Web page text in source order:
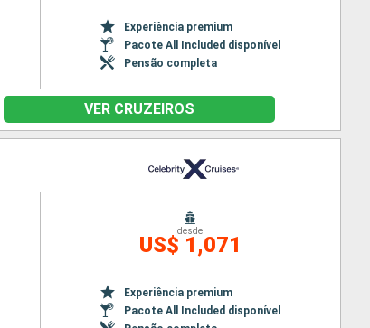
Experiência premium
Pacote All Included disponível
Pensão completa
VER CRUZEIROS
desde
US$ 1,071
Experiência premium
Pacote All Included disponível